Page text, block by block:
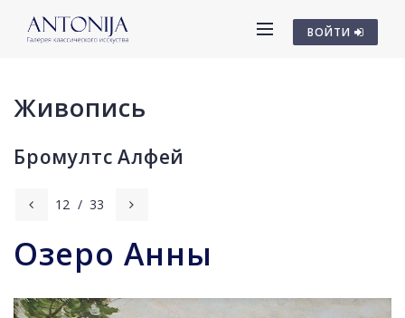
ВОЙТИ
Живопись
Бромултс Алфей
12 / 33
Озеро Анны